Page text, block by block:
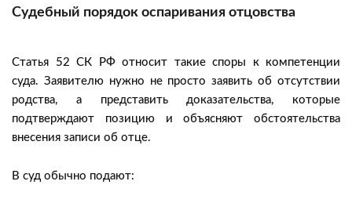
Судебный порядок оспаривания отцовства
Статья 52 СК РФ относит такие споры к компетенции
суда. Заявителю нужно не просто заявить об отсутствии
родства, а представить доказательства, которые
подтверждают позицию и объясняют обстоятельства
внесения записи об отце.
В суд обычно подают: